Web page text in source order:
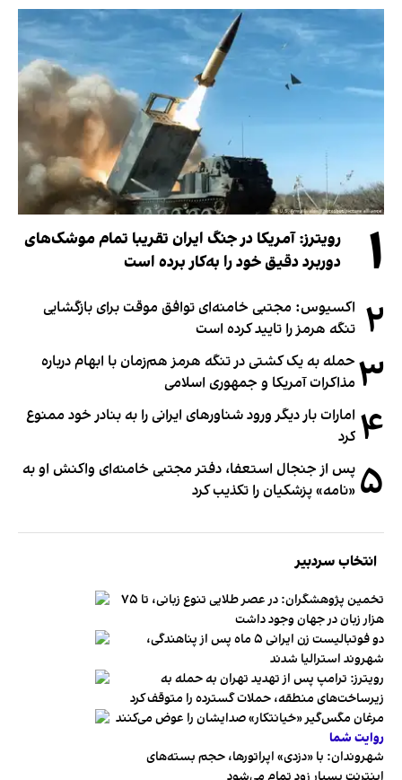
۱
رویترز: آمریکا در جنگ ایران تقریبا تمام موشک‌های
دوربرد دقیق خود را به‌کار برده است
۲ اکسیوس: مجتبی خامنه‌ای توافق موقت برای بازگشایی
تنگه هرمز را تایید کرده است
۳ حمله به یک کشتی در تنگه هرمز هم‌زمان با ابهام درباره
مذاکرات آمریکا و جمهوری اسلامی
۴ امارات بار دیگر ورود شناورهای ایرانی را به بنادر خود ممنوع
کرد
۵ پس از جنجال استعفا، دفتر مجتبی خامنه‌ای واکنش او به
«نامه» پزشکیان را تکذیب کرد
انتخاب سردبیر
تخمین پژوهشگران: در عصر طلایی تنوع زبانی، تا ۷۵
هزار زبان در جهان وجود داشت
دو فوتبالیست زن ایرانی ۵ ماه پس از پناهندگی،
شهروند استرالیا شدند
رویترز: ترامپ پس از تهدید تهران به حمله به
زیرساخت‌های منطقه، حملات گسترده را متوقف کرد
مرغان مگس‌گیر «خیانتکار» صدایشان را عوض می‌کنند
روایت شما
شهروندان:‌ با «دزدی» اپراتورها، حجم بسته‌های